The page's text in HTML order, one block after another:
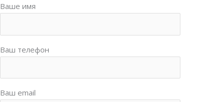
Ваше имя
Ваш телефон
Ваш email